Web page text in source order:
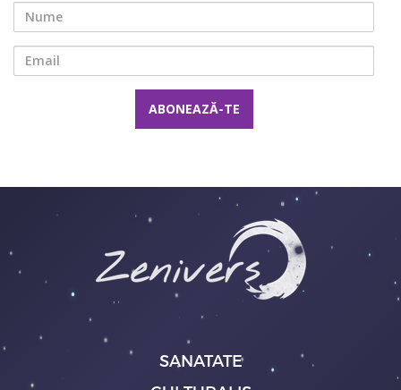
SANATATE